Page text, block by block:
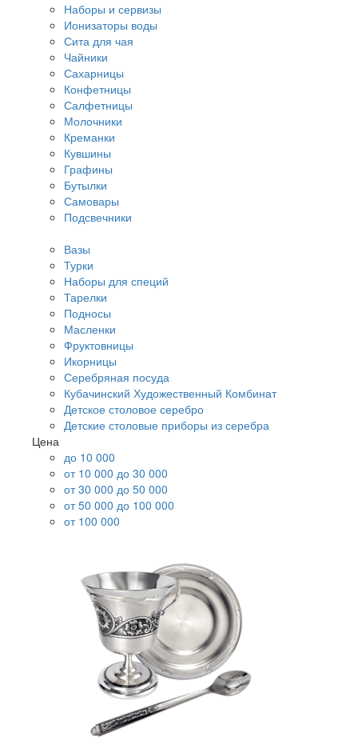
Наборы и сервизы
Ионизаторы воды
Сита для чая
Чайники
Сахарницы
Конфетницы
Салфетницы
Молочники
Креманки
Кувшины
Графины
Бутылки
Самовары
Подсвечники
Вазы
Турки
Наборы для специй
Тарелки
Подносы
Масленки
Фруктовницы
Икорницы
Серебряная посуда
Кубачинский Художественный Комбинат
Детское столовое серебро
Детские столовые приборы из серебра
Цена
до 10 000
от 10 000 до 30 000
от 30 000 до 50 000
от 50 000 до 100 000
от 100 000